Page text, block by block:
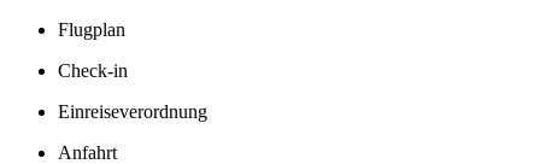
Flugplan
Check-in
Einreiseverordnung
Anfahrt